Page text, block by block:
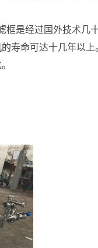
框是经过国外技术几
寿命可达十几年以上